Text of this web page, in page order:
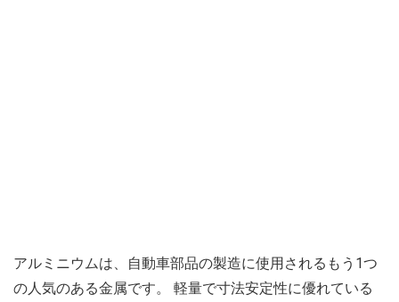
アルミニウムは、自動車部品の製造に使用されるもう1つ
の人気のある金属です。 軽量で寸法安定性に優れている